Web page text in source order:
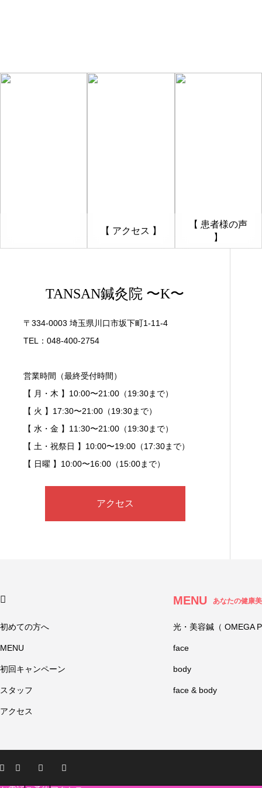
【 アクセス 】
【 患者様の声
】
TANSAN鍼灸院 〜K〜
〒334-0003 埼玉県川口市坂下町1-11-4
TEL：048-400-2754
営業時間（最終受付時間）
【 月・木 】10:00〜21:00（19:30まで）
【 火 】17:30〜21:00（19:30まで）
【 水・金 】11:30〜21:00（19:30まで）
【 土・祝祭日 】10:00〜19:00（17:30まで）
【 日曜 】10:00〜16:00（15:00まで）
アクセス
初めての方へ
MENU
初回キャンペーン
スタッフ
アクセス
MENU あなたの健康
光・美容鍼（ OMEGA
face
body
face & body